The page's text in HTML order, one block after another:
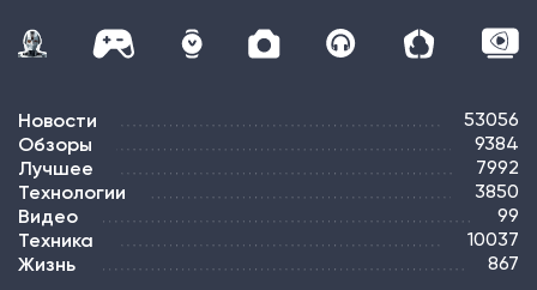
Новости 53056
Обзоры 9384
Лучшее 7992
Технологии 3850
Видео 99
Техника 10037
Жизнь 867